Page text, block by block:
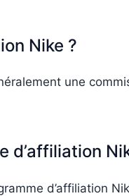
Nike ?
une
d’affiliation
d’affiliation